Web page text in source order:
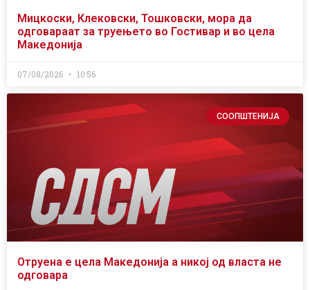
Мицкоски, Клековски, Тошковски, мора да
одговараат за труењето во Гостивар и во цела
Македонија
07/08/2026 10:56
СООПШТЕНИЈА
Отруена е цела Македонија а никој од власта не
одговара